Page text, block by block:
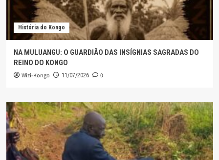
História do Kongo
NA MULUANGU: O GUARDIÃO DAS INSÍGNIAS SAGRADAS DO
REINO DO KONGO
Wizi-Kongo 11/07/2026 0